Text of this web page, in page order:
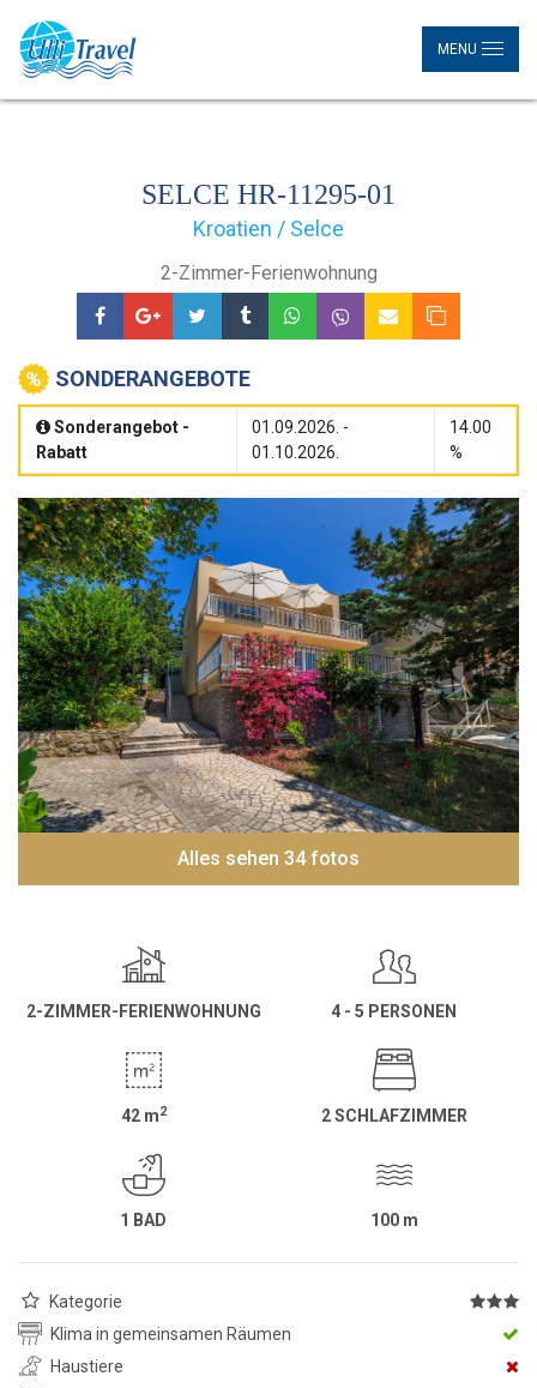
MENU
SELCE HR-11295-01
Kroatien / Selce
2-Zimmer-Ferienwohnung
SONDERANGEBOTE
Sonderangebot -
Rabatt
01.09.2026. -
01.10.2026.
14.00
%
Alles sehen 34 fotos
2-ZIMMER-FERIENWOHNUNG 4 - 5 PERSONEN
42 m2 2 SCHLAFZIMMER
1 BAD 100 m
Kategorie
Klima in gemeinsamen Räumen
Haustiere